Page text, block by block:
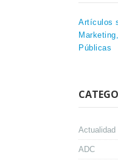
Artículos
Públicas
Actualidad
ADC